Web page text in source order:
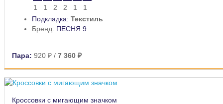
1
1 2 2 1
1
Подкладка: Текстиль
Бренд: ПЕСНЯ 9
Пара: 920 ₽ / 7 360 ₽
Кроссовки с мигающим значком